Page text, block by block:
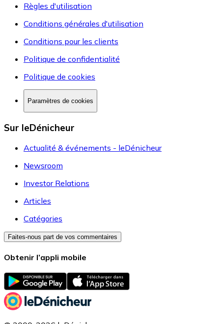
Règles d'utilisation
Conditions générales d'utilisation
Conditions pour les clients
Politique de confidentialité
Politique de cookies
Paramètres de cookies
Sur leDénicheur
Actualité & événements - leDénicheur
Newsroom
Investor Relations
Articles
Catégories
Faites-nous part de vos commentaires
Obtenir l’appli mobile